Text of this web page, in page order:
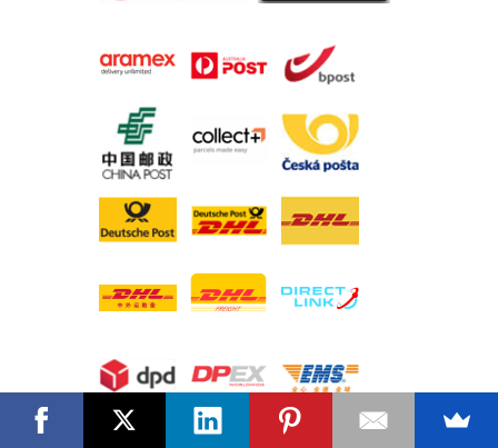
Questions? Leave us a message.